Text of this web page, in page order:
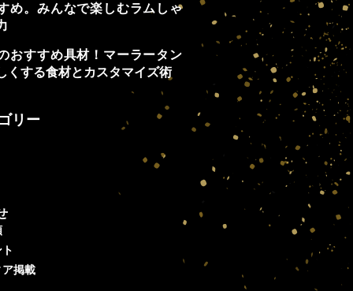
め。みんなで楽しむラムしゃ
おすすめ具材！マーラータン
くする食材とカスタマイズ術
リー
掲載